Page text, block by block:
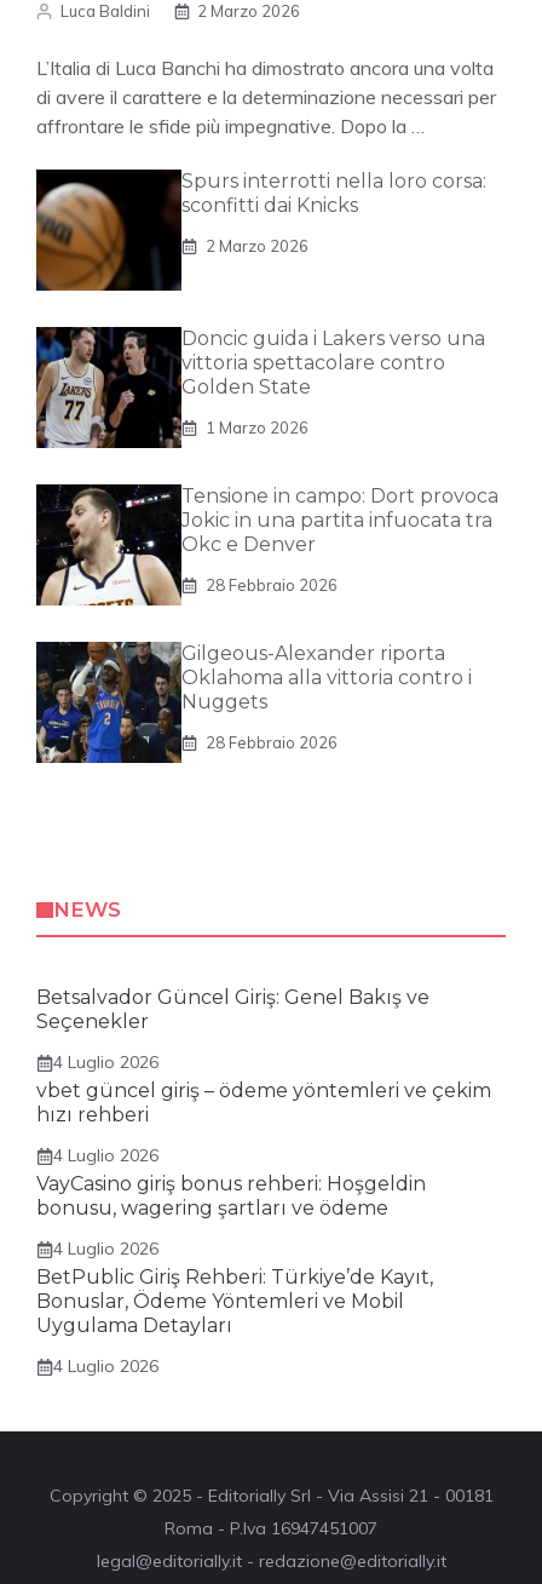
Luca Baldini 2 Marzo 2026
L’Italia di Luca Banchi ha dimostrato ancora una volta
di avere il carattere e la determinazione necessari per
affrontare le sfide più impegnative. Dopo la …
Spurs interrotti nella loro corsa:
sconfitti dai Knicks
2 Marzo 2026
Doncic guida i Lakers verso una
vittoria spettacolare contro
Golden State
1 Marzo 2026
Tensione in campo: Dort provoca
Jokic in una partita infuocata tra
Okc e Denver
28 Febbraio 2026
Gilgeous-Alexander riporta
Oklahoma alla vittoria contro i
Nuggets
28 Febbraio 2026
NEWS
Betsalvador Güncel Giriş: Genel Bakış ve
Seçenekler
4 Luglio 2026
vbet güncel giriş – ödeme yöntemleri ve çekim
hızı rehberi
4 Luglio 2026
VayCasino giriş bonus rehberi: Hoşgeldin
bonusu, wagering şartları ve ödeme
4 Luglio 2026
BetPublic Giriş Rehberi: Türkiye’de Kayıt,
Bonuslar, Ödeme Yöntemleri ve Mobil
Uygulama Detayları
4 Luglio 2026
Copyright © 2025 - Editorially Srl - Via Assisi 21 - 00181
Roma - P.Iva 16947451007
legal@editorially.it - redazione@editorially.it